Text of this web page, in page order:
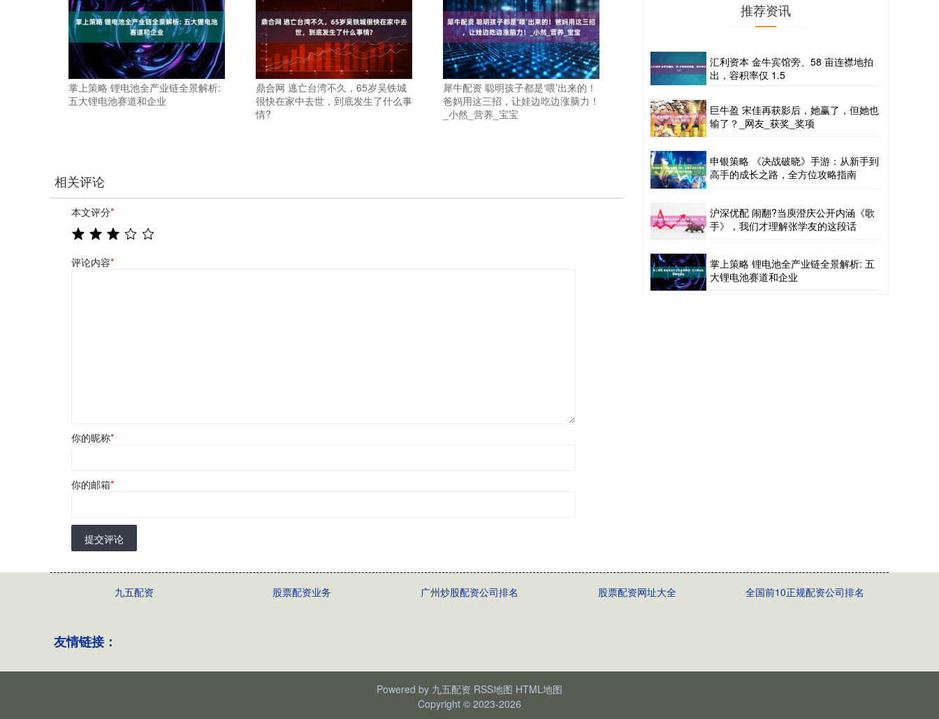
掌上策略 锂电池全产业链全景解析:
五大锂电池赛道和企业
鼎合网 逃亡台湾不久，65岁吴铁城
很快在家中去世，到底发生了什么事
情?
犀牛配资 聪明孩子都是‘喂’出来的！
爸妈用这三招，让娃边吃边涨脑力！
_小然_营养_宝宝
相关评论
本文评分*
评论内容*
你的昵称*
你的邮箱*
提交评论
推荐资讯
汇利资本 金牛宾馆旁、58 亩连襟地拍
出，容积率仅 1.5
巨牛盈 宋佳再获影后，她赢了，但她也
输了？_网友_获奖_奖项
申银策略 《决战破晓》手游：从新手到
高手的成长之路，全方位攻略指南
沪深优配 闹翻?当庾澄庆公开内涵《歌
手》，我们才理解张学友的这段话
掌上策略 锂电池全产业链全景解析: 五
大锂电池赛道和企业
九五配资 股票配资业务 广州炒股配资公司排名 股票配资网址大全 全国前10正规配资公司排名
友情链接：
Powered by 九五配资 RSS地图 HTML地图
Copyright © 2023-2026